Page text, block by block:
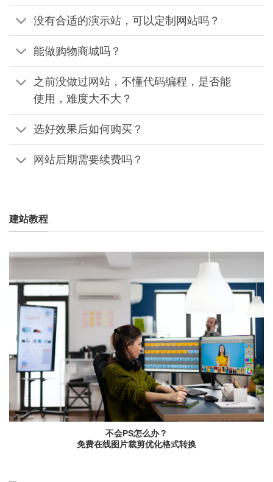
没有合适的演示站，可以定制网站吗？
能做购物商城吗？
之前没做过网站，不懂代码编程，是否能
使用，难度大不大？
选好效果后如何购买？
网站后期需要续费吗？
建站教程
不会PS怎么办？
免费在线图片裁剪优化格式转换